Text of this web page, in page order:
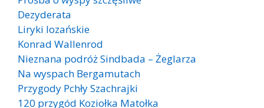
Dezyderata
Liryki lozańskie
Konrad Wallenrod
Nieznana podróż Sindbada – Żeglarza
Na wyspach Bergamutach
Przygody Pchły Szachrajki
120 przygód Koziołka Matołka